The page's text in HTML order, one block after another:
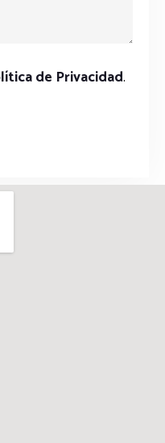
de Privacidad.